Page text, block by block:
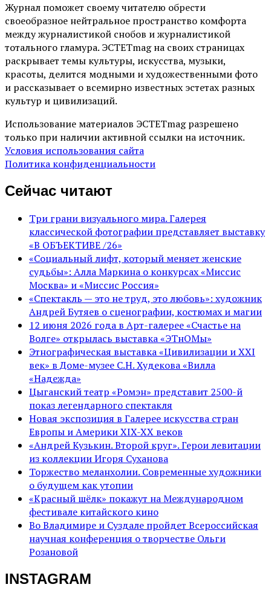
Журнал поможет своему читателю обрести
своеобразное нейтральное пространство комфорта
между журналистикой снобов и журналистикой
тотального гламура. ЭСТЕТmag на своих страницах
раскрывает темы культуры, искусства, музыки,
красоты, делится модными и художественными фото
и рассказывает о всемирно известных эстетах разных
культур и цивилизаций.
Использование материалов ЭСТЕТmag разрешено
только при наличии активной ссылки на источник.
Условия использования сайта
Политика конфиденциальности
Сейчас читают
Три грани визуального мира. Галерея
классической фотографии представляет выставку
«В ОБЪЕКТИВЕ /26»
«Социальный лифт, который меняет женские
судьбы»: Алла Маркина о конкурсах «Миссис
Москва» и «Миссис Россия»
«Спектакль — это не труд, это любовь»: художник
Андрей Бутяев о сценографии, костюмах и магии
12 июня 2026 года в Арт-галерее «Счастье на
Волге» открылась выставка «ЭТнОМы»
Этнографическая выставка «Цивилизации и ХХI
век» в Доме-музее С.Н. Худекова «Вилла
«Надежда»
Цыганский театр «Ромэн» представит 2500-й
показ легендарного спектакля
Новая экспозиция в Галерее искусства стран
Европы и Америки XIX-XX веков
«Андрей Кузькин. Второй круг». Герои левитации
из коллекции Игоря Суханова
Торжество меланхолии. Современные художники
о будущем как утопии
«Красный шёлк» покажут на Международном
фестивале китайского кино
Во Владимире и Суздале пройдет Всероссийская
научная конференция о творчестве Ольги
Розановой
INSTAGRAM